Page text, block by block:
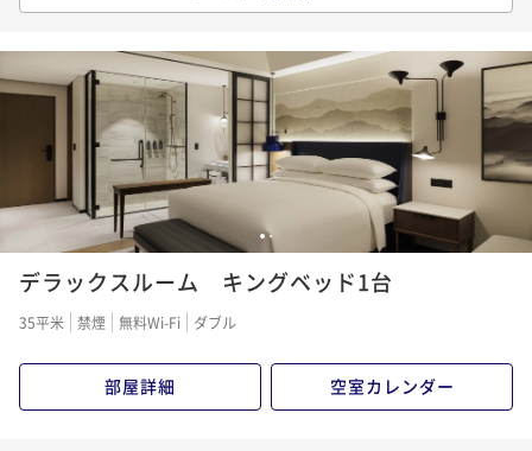
朝食付き 現地決済可 事前決済可 IN 15:00 - 24:00 OUT12:00
¥ 31,460 ~
1,573P 獲得 （還元率5%
12
デラックスルーム キングベッド1台
35平米 禁煙 無料Wi-Fi ダブル
部屋詳細 空室カレンダー